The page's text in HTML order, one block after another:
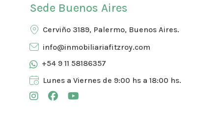
Sede Buenos Aires
Cerviño 3189, Palermo, Buenos Aires.
info@inmobiliariafitzroy.com
+54 9 11 58186357
Lunes a Viernes de 9:00 hs a 18:00 hs.